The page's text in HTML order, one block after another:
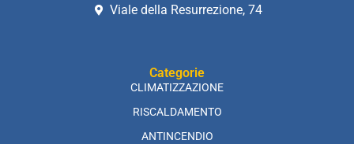
Viale della Resurrezione, 74
Categorie
CLIMATIZZAZIONE
RISCALDAMENTO
ANTINCENDIO